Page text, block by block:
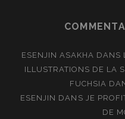
ESENJIN ASAKHA DANS
ILLUSTRATIONS DE LA
FUCHSIA
ESENJIN DANS JE
DE